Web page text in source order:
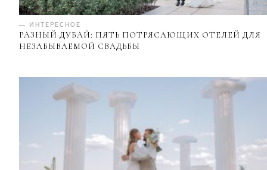
— ИНТЕРЕСНОЕ
РАЗНЫЙ ДУБАЙ: ПЯТЬ ПОТРЯСАЮЩИХ ОТЕЛЕЙ ДЛЯ
НЕЗАБЫВАЕМОЙ СВАДЬБЫ